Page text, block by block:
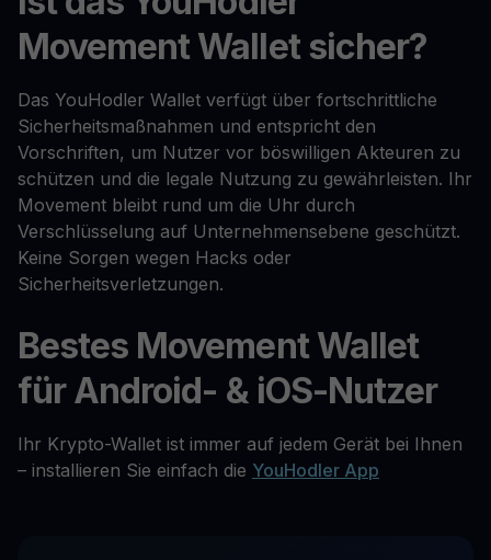
Movement Wallet sicher?
Das YouHodler Wallet verfügt über fortschrittliche
Sicherheitsmaßnahmen und entspricht den
Vorschriften, um Nutzer vor böswilligen Akteuren zu
schützen und die legale Nutzung zu gewährleisten. Ihr
Movement bleibt rund um die Uhr durch
Verschlüsselung auf Unternehmensebene geschützt.
Keine Sorgen wegen Hacks oder
Sicherheitsverletzungen.
Bestes Movement Wallet
für Android- & iOS-Nutzer
Ihr Krypto-Wallet ist immer auf jedem Gerät bei Ihnen
– installieren Sie einfach die YouHodler App